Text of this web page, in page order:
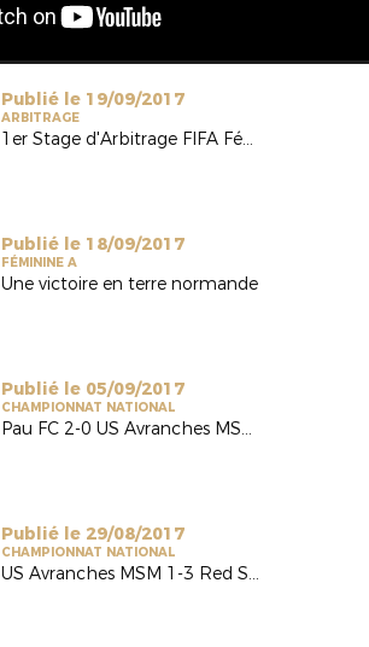
Publié le 19/09/2017
ARBITRAGE
1er Stage d'Arbitrage FIFA Féminin en France
Publié le 18/09/2017
FÉMININE A
Une victoire en terre normande
Publié le 05/09/2017
CHAMPIONNAT NATIONAL
Pau FC 2-0 US Avranches MSM (National-J5 / Saison 17/18)
Publié le 29/08/2017
CHAMPIONNAT NATIONAL
US Avranches MSM 1-3 Red Star FC (National-J4/Saison 17/18)